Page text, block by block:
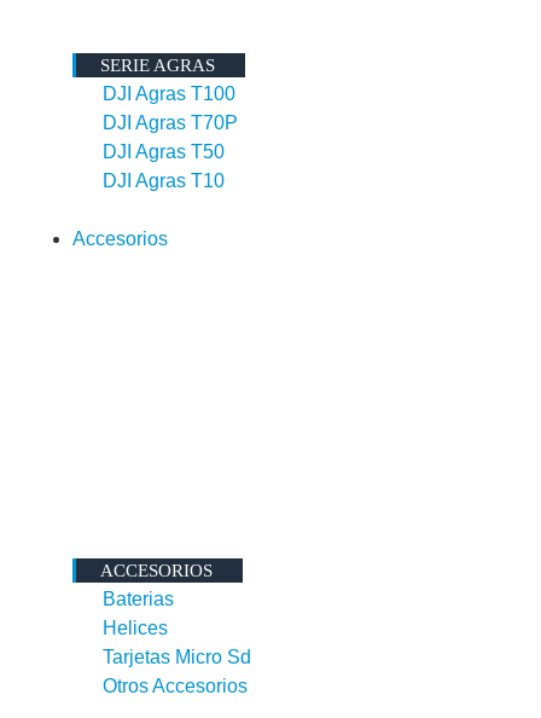
SERIE AGRAS
DJI Agras T100
DJI Agras T70P
DJI Agras T50
DJI Agras T10
Accesorios
ACCESORIOS
Baterias
Helices
Tarjetas Micro Sd
Otros Accesorios